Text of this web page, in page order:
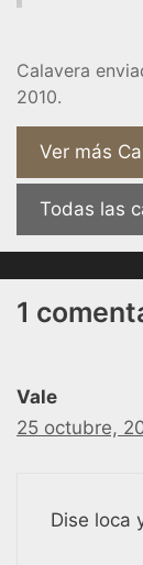
Calavera
2010.
Ver más
Todas las
1
Vale
25 octubre,
Dise loca